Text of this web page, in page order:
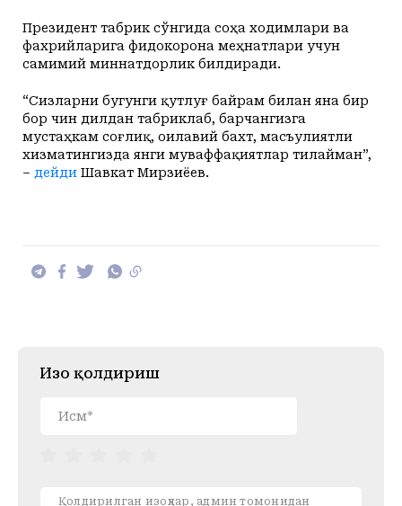
Президент табрик сўнгида соҳа ходимлари ва
фахрийларига фидокорона меҳнатлари учун
самимий миннатдорлик билдиради.
“Сизларни бугунги қутлуғ байрам билан яна бир
бор чин дилдан табриклаб, барчангизга
мустаҳкам соғлиқ, оилавий бахт, масъулиятли
хизматингизда янги муваффақиятлар тилайман”,
– дейди Шавкат Мирзиёев.
Изоҳ қолдириш